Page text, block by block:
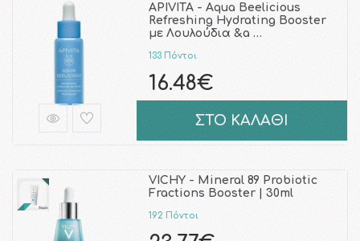
APIVITA - Aqua Beelicious
Refreshing Hydrating Booster
με Λουλούδια &a …
133 Πόντοι
16.48€
ΣΤΟ ΚΑΛΑΘΙ
VICHY - Mineral 89 Probiotic
Fractions Booster | 30ml
192 Πόντοι